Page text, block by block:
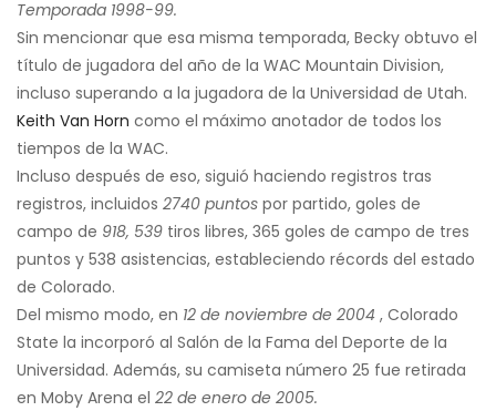
Temporada 1998-99.
Sin mencionar que esa misma temporada, Becky obtuvo el
título de jugadora del año de la WAC Mountain Division,
incluso superando a la jugadora de la Universidad de Utah.
Keith Van Horn como el máximo anotador de todos los
tiempos de la WAC.
Incluso después de eso, siguió haciendo registros tras
registros, incluidos 2740 puntos por partido, goles de
campo de 918, 539 tiros libres, 365 goles de campo de tres
puntos y 538 asistencias, estableciendo récords del estado
de Colorado.
Del mismo modo, en 12 de noviembre de 2004 , Colorado
State la incorporó al Salón de la Fama del Deporte de la
Universidad. Además, su camiseta número 25 fue retirada
en Moby Arena el 22 de enero de 2005.